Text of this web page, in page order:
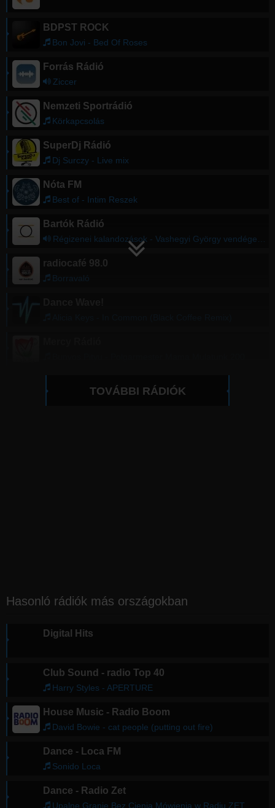
BDPST ROCK
Bon Jovi - Bed Of Roses
Forrás Rádió
Ziccer
Nemzeti Sportrádió
Körkapcsolás
SuperDj Rádió
Dj Surczy - Live mix
Nóta FM
Best of - Intim Reszek
Bartók Rádió
Régizenei kalandozások - Vashegyi György vendége Szabó Sipos Máté
radiocafé 98.0
Borravaló
TOVÁBBI RÁDIÓK
Hasonló rádiók más országokban
Digital Hits
Club Sound - radio Top 40
Harry Styles - APERTURE
House Music - Radio Boom
David Bowie - cat people (putting out fire)
Dance - Loca FM
Sonido Loca
Dance - Radio Zet
Upalne Granie Bez Cienia Mówienia w Radiu ZET